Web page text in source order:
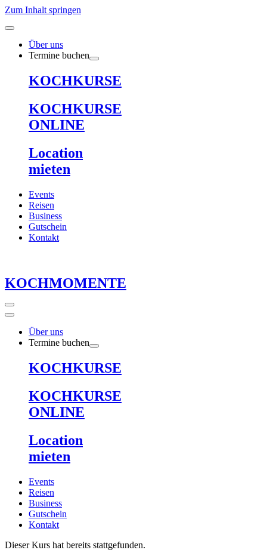
Zum Inhalt springen
Über uns
Termine buchen
KOCHKURSE
KOCHKURSE
ONLINE
Location
mieten
Events
Reisen
Business
Gutschein
Kontakt
KOCHMOMENTE
Über uns
Termine buchen
KOCHKURSE
KOCHKURSE
ONLINE
Location
mieten
Events
Reisen
Business
Gutschein
Kontakt
Dieser Kurs hat bereits stattgefunden.